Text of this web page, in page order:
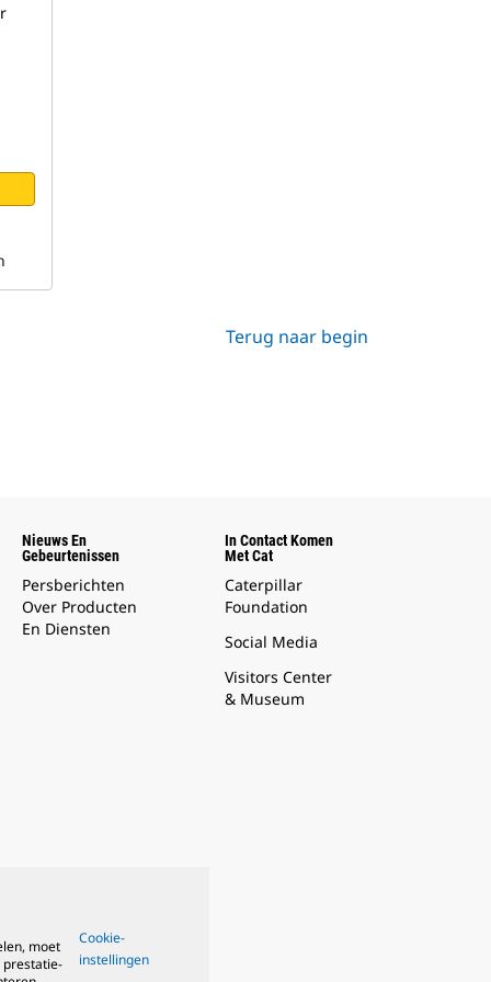
Terug naar begin
Nieuws En
Gebeurtenissen
Persberichten
Over Producten
En Diensten
In Contact Komen
Met Cat
Caterpillar
Foundation
Social Media
Visitors Center
& Museum
moet
prestatie-
Cookie-
instellingen